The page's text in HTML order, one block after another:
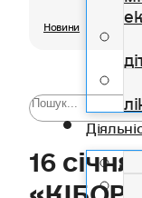
Новини
16